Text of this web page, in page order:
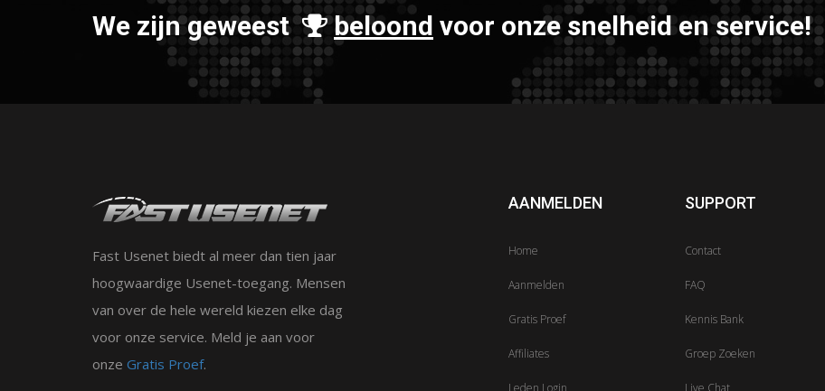
We zijn geweest beloond voor onze snelheid en service!
Fast Usenet biedt al meer dan tien jaar
hoogwaardige Usenet-toegang. Mensen
van over de hele wereld kiezen elke dag
voor onze service. Meld je aan voor
onze Gratis Proef.
AANMELDEN
Home
Aanmelden
Gratis Proef
Affiliates
Leden Login
SUPPORT
Contact
FAQ
Kennis Bank
Groep Zoeken
Live Chat